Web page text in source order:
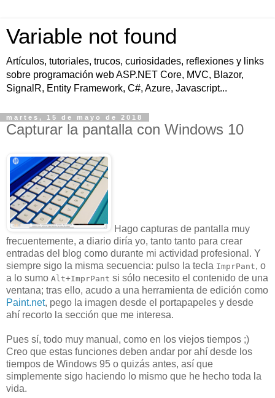
Variable not found
Artículos, tutoriales, trucos, curiosidades, reflexiones y links
sobre programación web ASP.NET Core, MVC, Blazor,
SignalR, Entity Framework, C#, Azure, Javascript...
martes, 15 de mayo de 2018
Capturar la pantalla con Windows 10
Hago capturas de pantalla muy
frecuentemente, a diario diría yo, tanto tanto para crear
entradas del blog como durante mi actividad profesional. Y
siempre sigo la misma secuencia: pulso la tecla ImprPant, o
a lo sumo Alt+ImprPant si sólo necesito el contenido de una
ventana; tras ello, acudo a una herramienta de edición como
Paint.net, pego la imagen desde el portapapeles y desde
ahí recorto la sección que me interesa.
Pues sí, todo muy manual, como en los viejos tiempos ;)
Creo que estas funciones deben andar por ahí desde los
tiempos de Windows 95 o quizás antes, así que
simplemente sigo haciendo lo mismo que he hecho toda la
vida.